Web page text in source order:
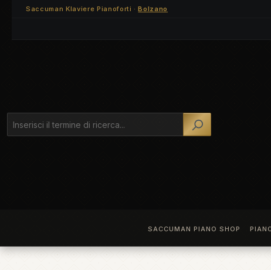
al contenuto principale
Salta alla ricerca
Passa alla navigazione principale
Saccuman Klaviere Pianoforti ·Bolzano
SACCUMAN PIANO SHOP